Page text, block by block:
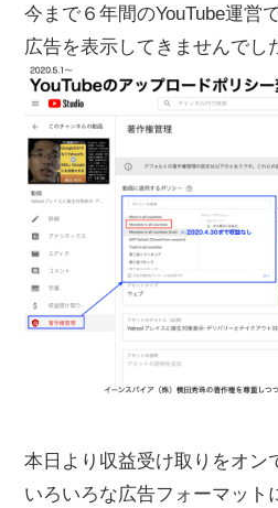
今まで６年間のYouTube運営
広告を表示してきませんでし
本日より収益受け取りをオン
いろいろな広告フォーマット